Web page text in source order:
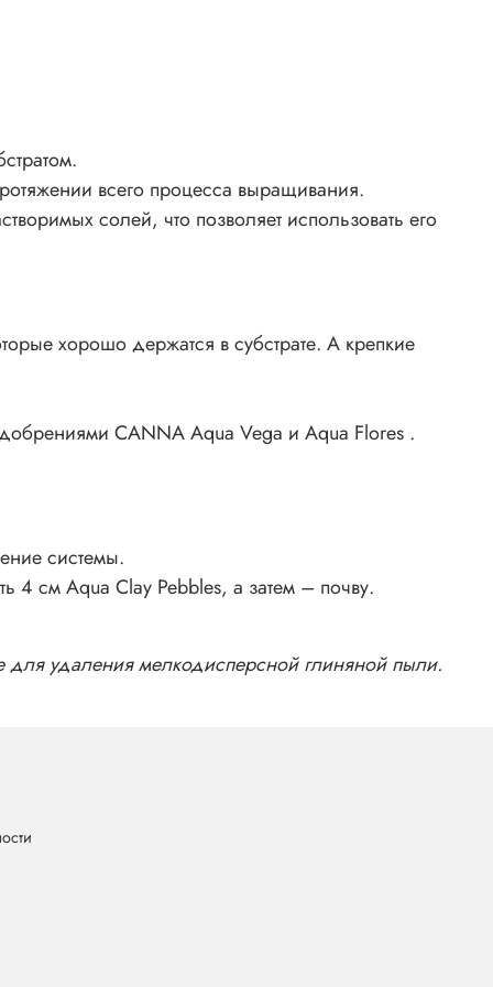
всего процесса выращивания.
солей, что позволяет использовать его
хорошо держатся в субстрате. А крепкие
CANNA Aqua Vega и Aqua Flores .
системы.
4 см Aqua Clay Pebbles, а затем – почву.
для удаления мелкодисперсной глиняной пыли.